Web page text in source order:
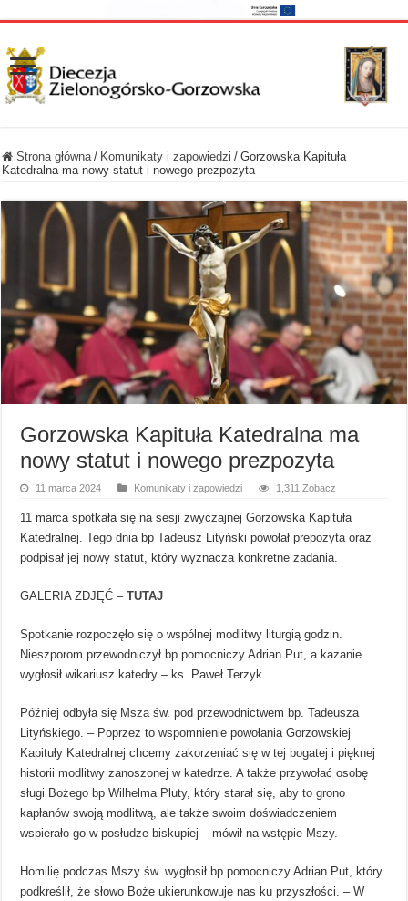
Strona główna / Komunikaty i zapowiedzi / Gorzowska Kapituła
Katedralna ma nowy statut i nowego prezpozyta
Gorzowska Kapituła Katedralna ma
nowy statut i nowego prezpozyta
11 marca 2024 Komunikaty i zapowiedzi 1,311 Zobacz
11 marca spotkała się na sesji zwyczajnej Gorzowska Kapituła
Katedralnej. Tego dnia bp Tadeusz Lityński powołał prepozyta oraz
podpisał jej nowy statut, który wyznacza konkretne zadania.
GALERIA ZDJĘĆ –TUTAJ
Spotkanie rozpoczęło się o wspólnej modlitwy liturgią godzin.
Nieszporom przewodniczył bp pomocniczy Adrian Put, a kazanie
wygłosił wikariusz katedry – ks. Paweł Terzyk.
Później odbyła się Msza św. pod przewodnictwem bp. Tadeusza
Lityńskiego. – Poprzez to wspomnienie powołania Gorzowskiej
Kapituły Katedralnej chcemy zakorzeniać się w tej bogatej i pięknej
historii modlitwy zanoszonej w katedrze. A także przywołać osobę
sługi Bożego bp Wilhelma Pluty, który starał się, aby to grono
kapłanów swoją modlitwą, ale także swoim doświadczeniem
wspierało go w posłudze biskupiej – mówił na wstępie Mszy.
Homilię podczas Mszy św. wygłosił bp pomocniczy Adrian Put, który
podkreślił, że słowo Boże ukierunkowuje nas ku przyszłości. – W